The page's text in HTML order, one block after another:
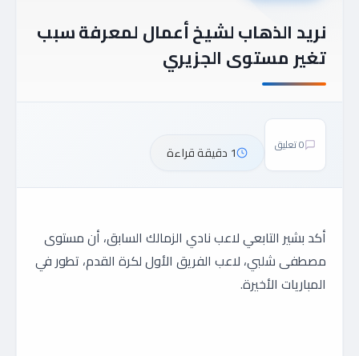
نريد الذهاب لشيخ أعمال لمعرفة سبب
تغير مستوى الجزيري
0 تعليق 1 دقيقة قراءة
أكد بشير التابعي لاعب نادي الزمالك السابق، أن مستوى
مصطفى شلبي، لاعب الفريق الأول لكرة القدم، تطور في
المباريات الأخيرة.